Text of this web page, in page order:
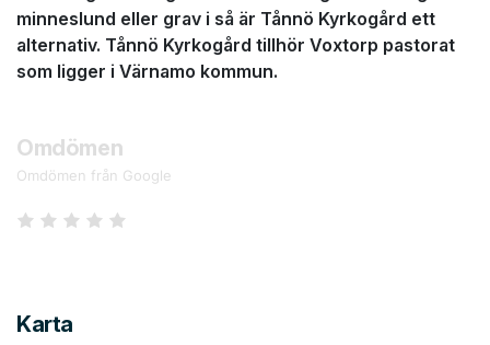
minneslund eller grav i så är Tånnö Kyrkogård ett
alternativ. Tånnö Kyrkogård tillhör Voxtorp pastorat
som ligger i Värnamo kommun.
Omdömen
Omdömen från Google
Karta